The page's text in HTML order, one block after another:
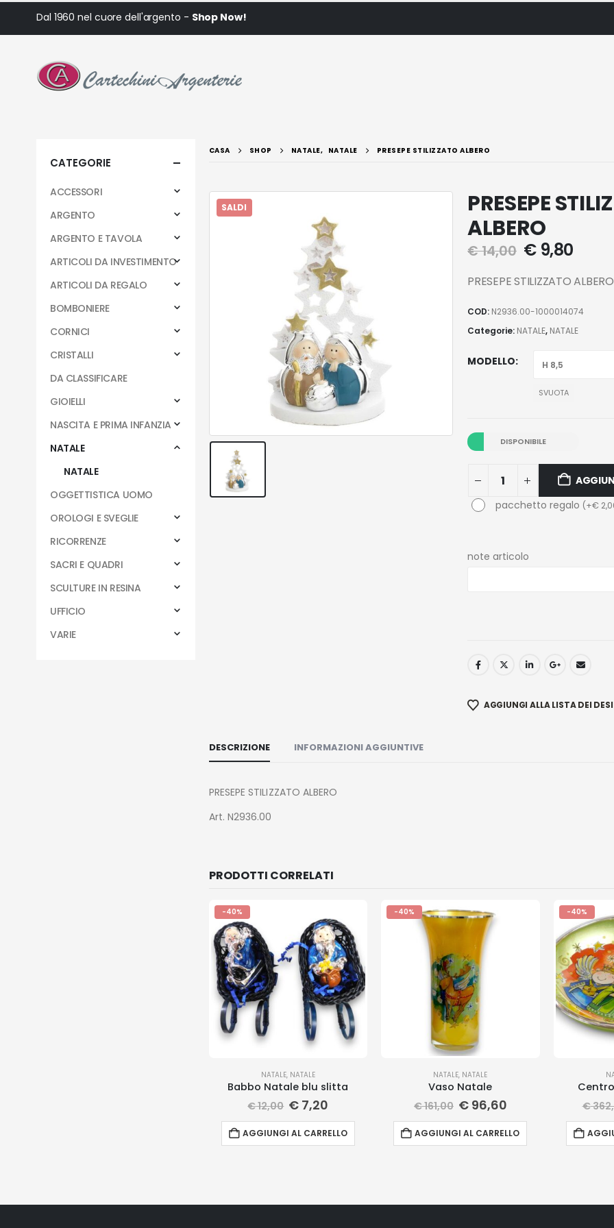
Dal 1960 nel cuore dell'argento - Shop Now!
CASA SHOP NATALE, NATALE PRESEPE STILIZZATO ALBERO
SALDI
PRESEPE
ALBERO
€14,00 €9,80
PRESEPE STILIZZATO
COD: N2936.00-1000014074
Categorie: NATALE, NATALE
MODELLO
SVUOTA
DISPONIBILE
pacchetto regalo (+€
note articolo
AGGIUNGI ALLA LISTA DEI
DESCRIZIONE INFORMAZIONI AGGIUNTIVE
PRESEPE STILIZZATO ALBERO
Art. N2936.00
PRODOTTI CORRELATI
-40%
NATALE, NATALE
Babbo Natale blu slitta
€12,00 € 7,20
AGGIUNGI AL CARRELLO
-40%
NATALE, NATALE
Vaso Natale
€161,00 € 96,60
AGGIUNGI AL CARRELLO
-40%
€
CATEGORIE
ACCESSORI
ARGENTO
ARGENTO E TAVOLA
ARTICOLI DA INVESTIMENTO
ARTICOLI DA REGALO
BOMBONIERE
CORNICI
CRISTALLI
DA CLASSIFICARE
GIOIELLI
NASCITA E PRIMA INFANZIA
NATALE
NATALE
OGGETTISTICA UOMO
OROLOGI E SVEGLIE
RICORRENZE
SACRI E QUADRI
SCULTURE IN RESINA
UFFICIO
VARIE